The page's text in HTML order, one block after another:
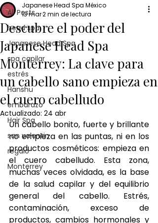
All Posts
head spa
Japanese Head Spa
spa capilar
estrés
Hanshu
embarazo
Hair Spa
san valentin
regalo
Monterrey
Descubre el poder del
Japanese Head Spa
Monterrey: La clave para
un cabello sano empieza en
el cuero cabelludo
Japanese Head Spa México
13 mar2 min de lectura
Actualizado: 24 abr
Un cabello bonito, fuerte y brillante
no empieza en las puntas, ni en los
productos cosméticos: empieza en
el cuero cabelludo. Esta zona,
muchas veces olvidada, es la base
de la salud capilar y del equilibrio
general del cabello. Estrés,
contaminación, exceso de
productos, cambios hormonales y